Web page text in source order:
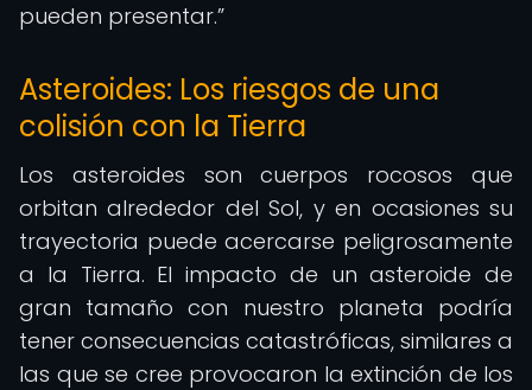
pueden presentar.
Asteroides: Los riesgos de una
colisión con la Tierra
Los asteroides son cuerpos rocosos que
orbitan alrededor del Sol, y en ocasiones su
trayectoria puede acercarse peligrosamente
a la Tierra. El impacto de un asteroide de
gran tamaño con nuestro planeta podría
tener consecuencias catastróficas, similares a
las que se cree provocaron la extinción de los